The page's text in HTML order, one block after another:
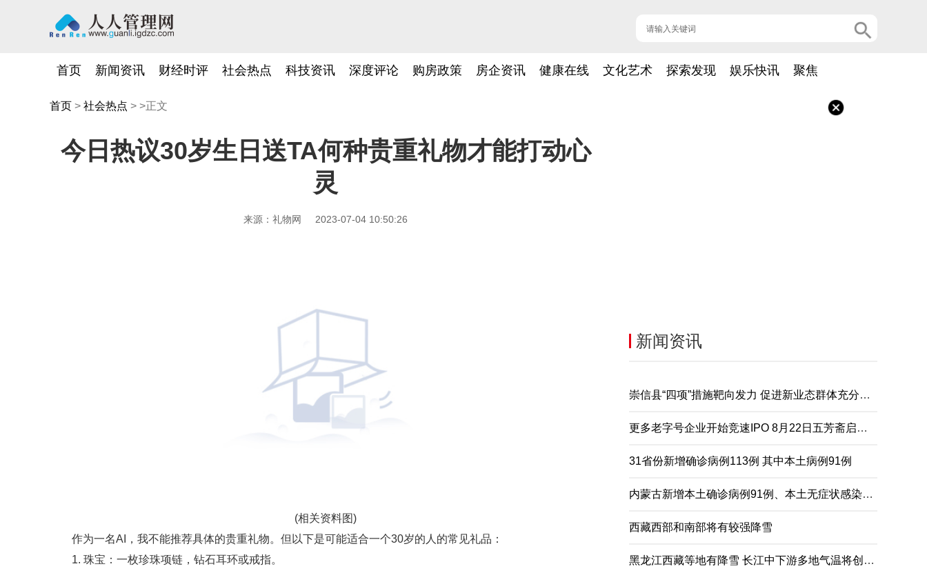
首页 新闻资讯 财经时评 社会热点 科技资讯 深度评论 购房政策 房企资讯 健康在线 文化艺术 探索发现 娱乐快讯 聚焦
首页 > 社会热点 > >正文
今日热议30岁生日送TA何种贵重礼物才能打动心
灵
来源：礼物网 2023-07-04 10:50:26
(相关资料图)
作为一名AI，我不能推荐具体的贵重礼物。但以下是可能适合一个30岁的人的常见礼品：
1. 珠宝：一枚珍珠项链，钻石耳环或戒指。
新闻资讯
崇信县“四项”措施靶向发力 促进新业态群体充分就业
更多老字号企业开始竞速IPO 8月22日五芳斋启动申购
31省份新增确诊病例113例 其中本土病例91例
内蒙古新增本土确诊病例91例、本土无症状感染者2例
西藏西部和南部将有较强降雪
黑龙江西藏等地有降雪 长江中下游多地气温将创下半年来新低